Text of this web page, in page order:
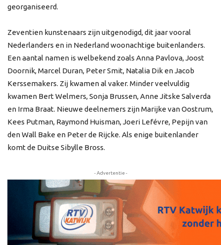
georganiseerd.
Zeventien kunstenaars zijn uitgenodigd, dit jaar vooral
Nederlanders en in Nederland woonachtige buitenlanders.
Een aantal namen is welbekend zoals Anna Pavlova, Joost
Doornik, Marcel Duran, Peter Smit, Natalia Dik en Jacob
Kerssemakers. Zij kwamen al vaker. Minder veelvuldig
kwamen Bert Welmers, Sonja Brussen, Anne Jitske Salverda
en Irma Braat. Nieuwe deelnemers zijn Marijke van Oostrum,
Kees Putman, Raymond Huisman, Joeri Lefévre, Pepijn van
den Wall Bake en Peter de Rijcke. Als enige buitenlander
komt de Duitse Sibylle Bross.
- Advertentie -